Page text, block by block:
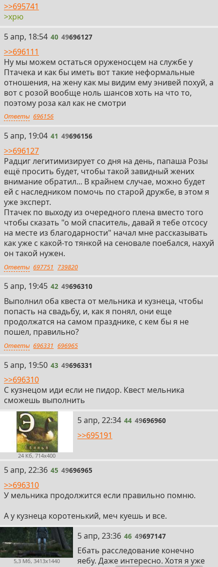
>>695741
>хрю
40
5 апр, 18:54 40 49696127
>>696111
Ну мы можем остаться оруженосцем на службе у
Птачека и как бы иметь вот такие неформальные
отношения, на жену как мы видим ему энивей похуй, а
вот с розой вообще ноль шансов хоть на что то,
поэтому роза кал как не смотри
Ответы 696156
41
5 апр, 19:04 41 49696156
>>696127
Радциг легитимизирует со дня на день, папаша Розы
ещё просить будет, чтобы такой завидный жених
внимание обратил... В крайнем случае, можно будет
ей с наследником помочь по старой дружбе, в этом я
уже эксперт.
Птачек по выходу из очередного плена вместо того
чтобы сказать "о мой спаситель, давай я тебе отсосу
на месте из благодарности" начал мне рассказывать
как уже с какой-то тянкой на сеновале поебался, нахуй
он такой нужен.
Ответы 697751 739820
42
5 апр, 19:45 42 49696310
Выполнил оба квеста от мельника и кузнеца, чтобы
попасть на свадьбу, и, как я понял, они еще
продолжатся на самом празднике, с кем бы я не
пошел, правильно?
Ответы 696331 696965
43
5 апр, 19:50 43 49696331
>>696310
С кузнецом иди если не пидор. Квест мельника
сможешь выполнить
24 Кб, 714x400
44
5 апр, 22:34 44 49696960
>>695191
45
5 апр, 22:36 45 49696965
>>696310
У мельника продолжится если правильно помню.
А у кузнеца коротенький, меч куешь и все.
5,3 Мб, 3413x1440
46
5 апр, 23:36 46 49697147
Ебать расследование конечно
яебу. Даже интересно. Хотя я уже